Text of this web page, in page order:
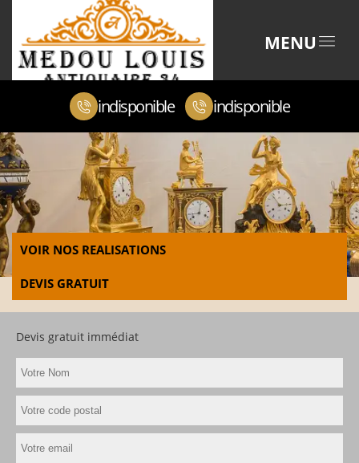
MENU
indisponible indisponible
VOIR NOS REALISATIONS
DEVIS GRATUIT
Devis gratuit immédiat